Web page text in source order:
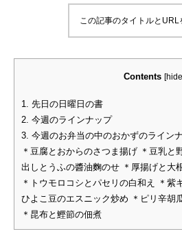
この記事のタイトルとURL
Contents [hide
1. 先日の日曜日の書
2. 今週のラインナップ
3. 今週のお弁当の中のおかずのライン
＊豆腐とおからのさつま揚げ ＊豆乳と
出しとうふの醬油麴のせ ＊厚揚げと大
＊トウモロコシとパセリの白和え ＊紫
ひよこ豆のエスニック炒め ＊ピリ辛胡
＊昆布と鰹節の佃煮